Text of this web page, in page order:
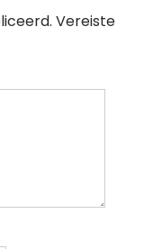
Vereiste